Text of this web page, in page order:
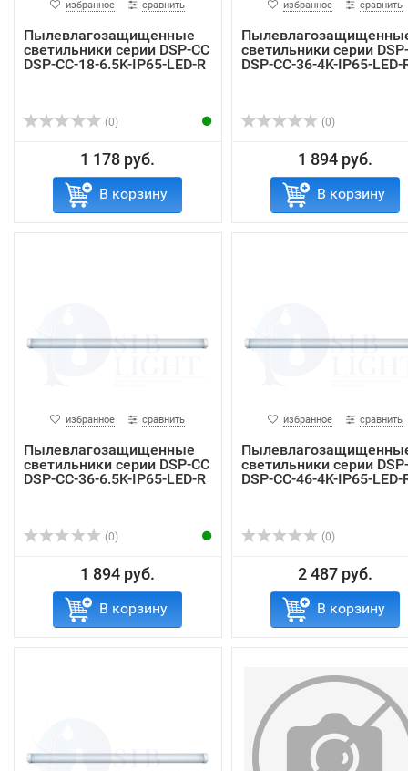
избранное сравнить
Пылевлагозащищенные
светильники серии DSP-CC
DSP-CC-18-6.5K-IP65-LED-R
(0)
1 178 руб.
В корзину
избранное сравнить
светильники серии
DSP-CC-36-4K-IP65-LED-
(0)
1 894 руб.
В корзину
избранное сравнить
Пылевлагозащищенные
светильники серии DSP-CC
DSP-CC-36-6.5K-IP65-LED-R
(0)
1 894 руб.
В корзину
избранное сравнить
светильники серии
DSP-CC-46-4K-IP65-LED-
(0)
2 487 руб.
В корзину